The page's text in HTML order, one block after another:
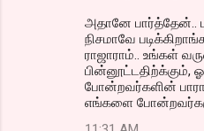
அதானே பார்த்தேன்..
நிசமாவே
ராஜாராம்.. உங்கள்
பின்னூட்டதிற்க்கும்,
போன்றவர்களின்
எங்களை